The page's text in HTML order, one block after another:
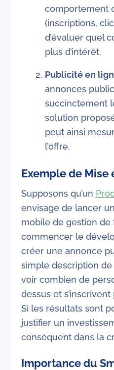
comportement
(inscriptions,
d’évaluer quel
plus d’intérêt.
Publicité en
annonces
succinctement
solution
peut ainsi
l’offre.
Exemple de
Supposons qu’un
envisage de lancer
mobile de gestion de
commencer le
créer une annonce
simple description de
voir combien de
dessus et
Si les résultats sont
justifier un
conséquent dans la
Importance du